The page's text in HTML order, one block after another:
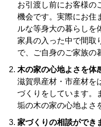
お引渡し前にお客様の
機会です。実際にお住
ルな等身大の暮らしを
家具の入った中で間取
で、ご自身のご家族の
木の家の心地よさを体
滋賀県産材・市産材を
づくりをしています。
垢の木の家の心地よさ
家づくりの相談ができ